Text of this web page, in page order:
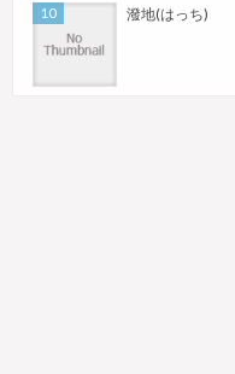
潑地(はっち)